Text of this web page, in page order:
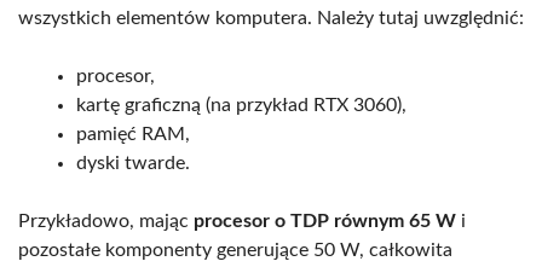
wszystkich elementów komputera. Należy tutaj uwzględnić:
procesor,
kartę graficzną (na przykład RTX 3060),
pamięć RAM,
dyski twarde.
Przykładowo, mając procesor o TDP równym 65 W i
pozostałe komponenty generujące 50 W, całkowita